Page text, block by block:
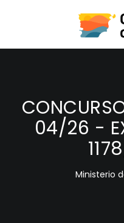
HOME
04/26 -
Ministerio